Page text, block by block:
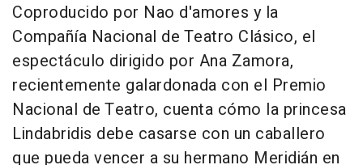
Coproducido por Nao d'amores y la
Compañía Nacional de Teatro Clásico, el
espectáculo dirigido por Ana Zamora,
recientemente galardonada con el Premio
Nacional de Teatro, cuenta cómo la princesa
Lindabridis debe casarse con un caballero
que pueda vencer a su hermano Meridián en